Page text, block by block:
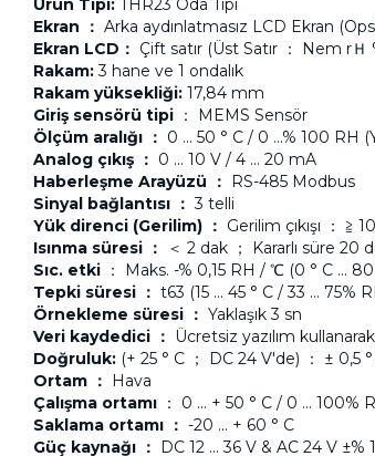
Ürün Tipi: THR23 Oda Tipi
Ekran ： Arka aydınlatmasız LCD Ekran
Ekran LCD： Çift satır (Üst Satır ： Nem rＨ
Rakam:3 hane ve 1 ondalık
Rakam yüksekliği: 17,84 mm
Giriş sensörü tipi ： MEMS Sensör
Ölçüm aralığı ： 0 ... 50 ° C / 0 ...% 100 RH
Analog çıkış ： 0 ... 10 V / 4 ... 20 mA
Haberleşme Arayüzü ：
RS-485 Modbus
Sinyal bağlantısı ： 3 telli
Yük direnci (Gerilim) ： Gerilim çıkışı ： ≧
Isınma süresi ：
＜ 2 dak ； Kararlı süre 20
Sıc. etki ： Maks. -% 0,15 RH / ℃ (0 ° C ... 80
Tepki süresi ： t63 (15 ... 45 ° C / 33 ... 75%
Örnekleme süresi ： Yaklaşık 3 sn
Veri kaydedici ：
Ücretsiz yazılım
Doğruluk: (+ 25 ° C ； DC 24 V'de) ： ± 0,5
Ortam ：
Hava
Çalışma ortamı ： 0 ... + 50 ° C / 0 ... 100%
Saklama ortamı ： -20 ... + 60 ° C
Güç kaynağı ：
DC 12 ... 36 V & AC 24 V ±%